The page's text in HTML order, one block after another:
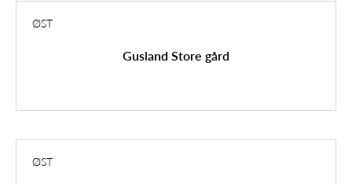
ØST
Gusland Store gård
ØST